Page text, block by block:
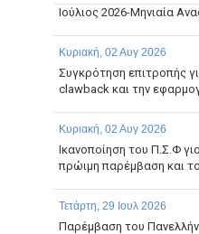
Ιούλιος 2026-Μηνιαία
Κυριακή, 02 Αυγ 2026
Συγκρότηση επιτροπής
clawback και την
Κυριακή, 02 Αυγ 2026
Ικανοποίηση του Π.Σ.Φ
πρώιμη παρέμβαση και
Τετάρτη, 29 Ιουλ 2026
Παρέμβαση του